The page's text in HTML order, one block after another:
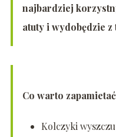
najbardziej
atuty i wydobędzie
Co warto
Kolczyki